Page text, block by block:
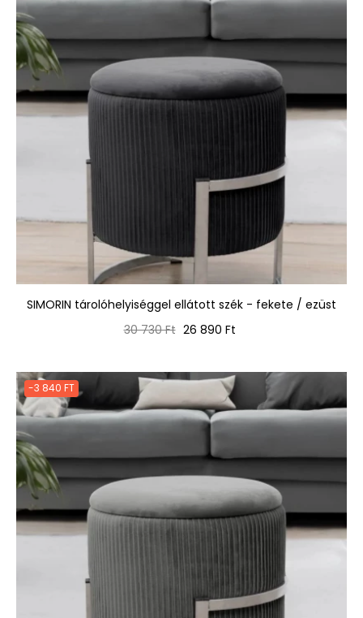
SIMORIN tárolóhelyiséggel ellátott szék - fekete / ezüst
Normál
30 730 Ft Ár
26 890 Ft
-3 840 FT